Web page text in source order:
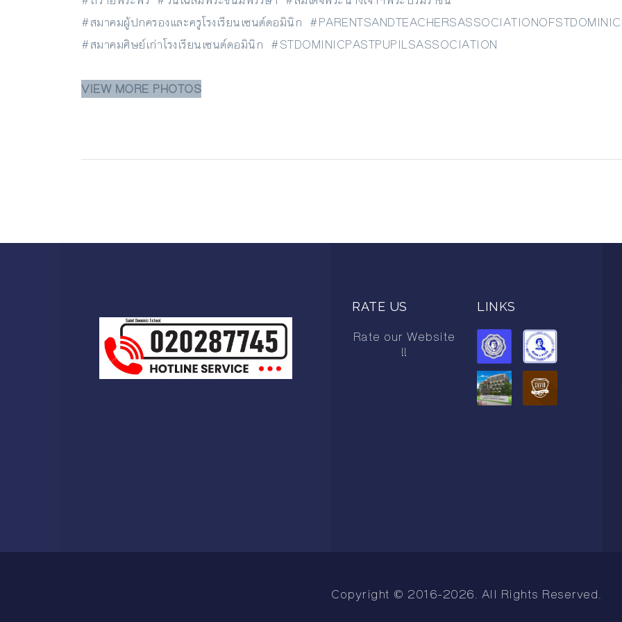
#สมาคมผู้ปกครองและครูโรงเรียนเซนต์ดอมินิก
#สมาคมศิษย์เก่าโรงเรียนเซนต์ดอมินิก #STDOMINICPASTPUPILSASSOCIATION
VIEW MORE PHOTOS
RATE US
Rate our Website
!!
LINKS
Copyright © 2016-2026. All Rights Reserved.